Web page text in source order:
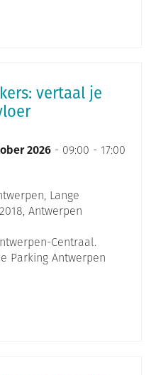
vertaal je
2026 - 09:00 - 17:00
Lange
Antwerpen
Centraal.
Parking Antwerpen